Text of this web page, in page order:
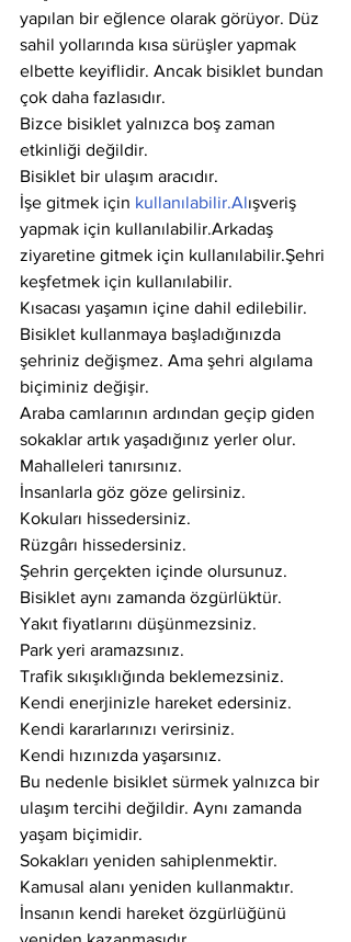
yapılan bir eğlence olarak görüyor. Düz
sahil yollarında kısa sürüşler yapmak
elbette keyiflidir. Ancak bisiklet bundan
çok daha fazlasıdır.
Bizce bisiklet yalnızca boş zaman
etkinliği değildir.
Bisiklet bir ulaşım aracıdır.
İşe gitmek için kullanılabilir.Alışveriş
yapmak için kullanılabilir.Arkadaş
ziyaretine gitmek için kullanılabilir.Şehri
keşfetmek için kullanılabilir.
Kısacası yaşamın içine dahil edilebilir.
Bisiklet kullanmaya başladığınızda
şehriniz değişmez. Ama şehri algılama
biçiminiz değişir.
Araba camlarının ardından geçip giden
sokaklar artık yaşadığınız yerler olur.
Mahalleleri tanırsınız.
İnsanlarla göz göze gelirsiniz.
Kokuları hissedersiniz.
Rüzgârı hissedersiniz.
Şehrin gerçekten içinde olursunuz.
Bisiklet aynı zamanda özgürlüktür.
Yakıt fiyatlarını düşünmezsiniz.
Park yeri aramazsınız.
Trafik sıkışıklığında beklemezsiniz.
Kendi enerjinizle hareket edersiniz.
Kendi kararlarınızı verirsiniz.
Kendi hızınızda yaşarsınız.
Bu nedenle bisiklet sürmek yalnızca bir
ulaşım tercihi değildir. Aynı zamanda
yaşam biçimidir.
Sokakları yeniden sahiplenmektir.
Kamusal alanı yeniden kullanmaktır.
İnsanın kendi hareket özgürlüğünü